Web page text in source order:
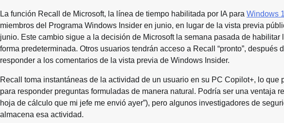
La función Recall de Microsoft, la línea de tiempo habilitada por IA para Windows
miembros del Programa Windows Insider en junio, en lugar de la vista previa
junio. Este cambio sigue a la decisión de Microsoft la semana pasada de
forma predeterminada. Otros usuarios tendrán acceso a Recall “pronto”,
responder a los comentarios de la vista previa de Windows Insider.
Recall toma instantáneas de la actividad de un usuario en su PC Copilot+, lo que
para responder preguntas formuladas de manera natural. Podría ser una ventaja
hoja de cálculo que mi jefe me envió ayer”), pero algunos investigadores de
almacena esa actividad.